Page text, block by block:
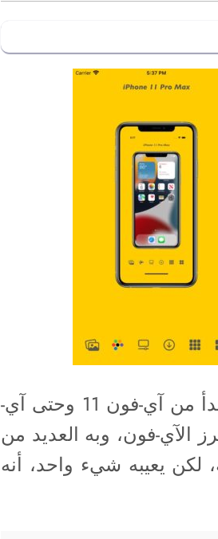
تطبيق يقوم بوضع إطار على لقطات الشاشة للآي-فون بدأ من آي-فون 11 وحتى آي-
الآي-فون، وبه العديد من
لكن يعيبه شيء واحد، أنه